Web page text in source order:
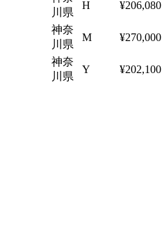
川県
H ¥206,080
神奈
川県
M ¥270,000
神奈
川県
Y ¥202,100